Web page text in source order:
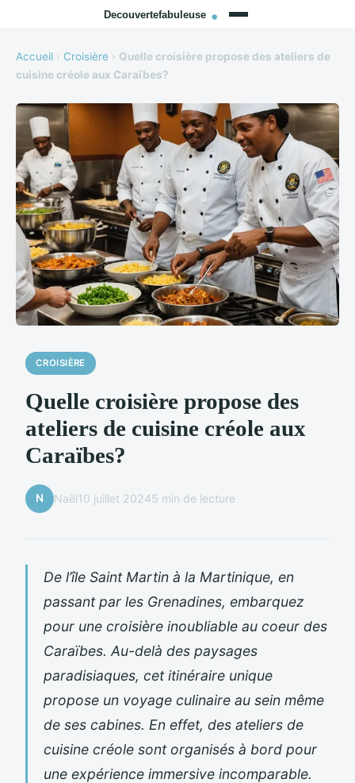
Accueil › Croisière › Quelle croisière propose des ateliers de
cuisine créole aux Caraïbes?
CROISIÈRE
Quelle croisière propose des
ateliers de cuisine créole aux
Caraïbes?
N Naël10 juillet 20245 min de lecture
De l’île Saint Martin à la Martinique, en
passant par les Grenadines, embarquez
pour une croisière inoubliable au coeur des
Caraïbes. Au-delà des paysages
paradisiaques, cetitinéraire unique
propose un voyage culinaire au sein même
de ses cabines. En effet, des ateliers de
cuisine créole sont organisés à bord pour
une expérience immersive incomparable.